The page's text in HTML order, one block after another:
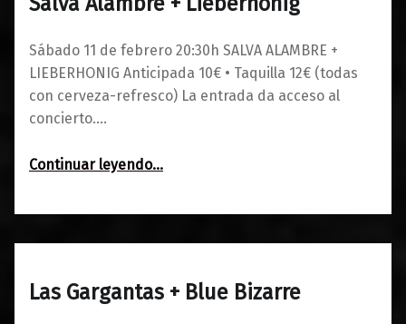
Sábado 11 de febrero 20:30h SALVA ALAMBRE +
LIEBERHONIG Anticipada 10€ • Taquilla 12€ (todas
con cerveza-refresco) La entrada da acceso al
concierto.…
Continuar leyendo…
19/01/2023
0
Maravillas
Las Gargantas + Blue Bizarre
17/01/2023
0
Maravillas